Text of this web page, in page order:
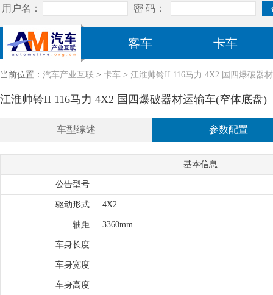
客车 卡车
当前位置： 汽车产业互联 > 卡车 > 江淮帅铃II 116马力 4X2 国四爆破器
江淮帅铃II 116马力 4X2 国四爆破器材运输车(窄体底盘)
车型综述 参数配置
基本信息
公告型号
驱动形式 4X2
轴距 3360mm
车身长度
车身宽度
车身高度